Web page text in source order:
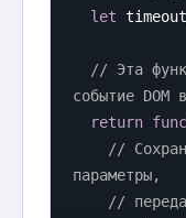
let timeout
// Эта
событие DOM
return
//
параметры,
//